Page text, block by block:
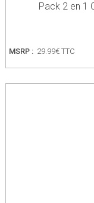
Pack 2 en 1
MSRP : 29.99€ TTC